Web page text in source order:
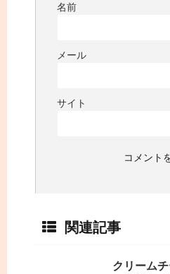
名前
メール
サイト
関連記事
クリーム